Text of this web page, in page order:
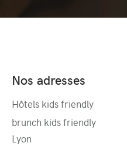
Nos adresses
Hôtels kids friendly
brunch kids friendly
Lyon